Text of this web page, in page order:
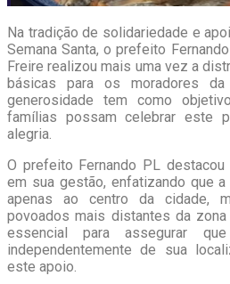
Na tradição de solidariedade e
Semana Santa, o prefeito
Freire realizou mais uma vez a
básicas para os moradores
generosidade tem como
famílias possam celebrar este
alegria.
O prefeito Fernando PL
em sua gestão, enfatizando que
apenas ao centro da cidade,
povoados mais distantes da zona
essencial para assegurar
independentemente de sua
este apoio.